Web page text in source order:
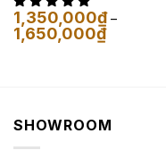
1,350,000₫ –
1,650,000₫Khoảng
giá:
SHOWROOM